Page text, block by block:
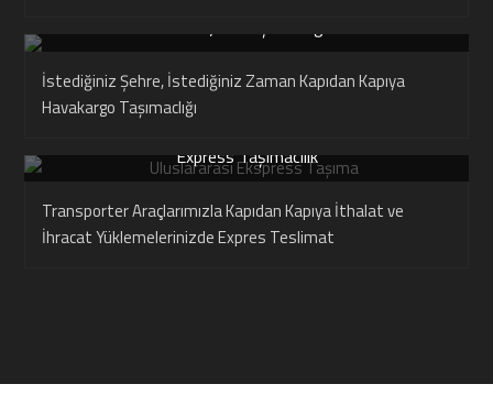
İstediğiniz Şehre, İstediğiniz Zaman Kapıdan Kapıya
Havakargo Taşımaclığı
Express Taşımacılık
Transporter Araçlarımızla Kapıdan Kapıya İthalat ve
İhracat Yüklemelerinizde Expres Teslimat